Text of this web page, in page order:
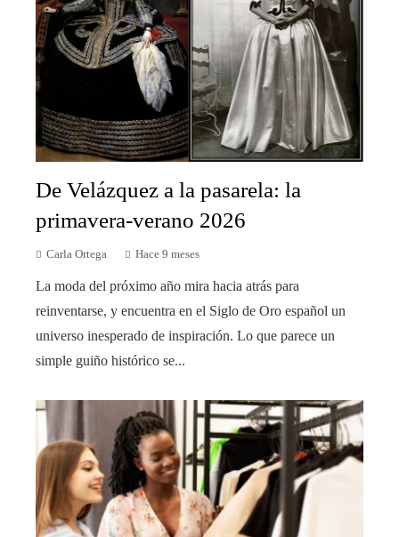
De Velázquez a la pasarela: la
primavera-verano 2026
Carla Ortega Hace 9 meses
La moda del próximo año mira hacia atrás para
reinventarse, y encuentra en el Siglo de Oro español un
universo inesperado de inspiración. Lo que parece un
simple guiño histórico se...